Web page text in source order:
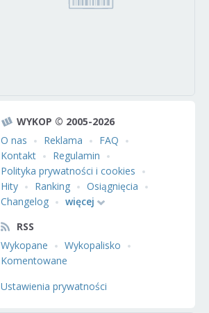
WYKOP © 2005-2026
O nas
Reklama
FAQ
Kontakt
Regulamin
Polityka prywatności i cookies
Hity
Ranking
Osiągnięcia
Changelog
więcej
RSS
Wykopane
Wykopalisko
Komentowane
Ustawienia prywatności